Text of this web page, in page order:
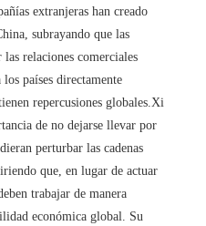
extranjeras han creado
subrayando que las
relaciones comerciales
países directamente
repercusiones globales.Xi
de no dejarse llevar por
perturbar las cadenas
que, en lugar de actuar
trabajar de manera
económica global. Su